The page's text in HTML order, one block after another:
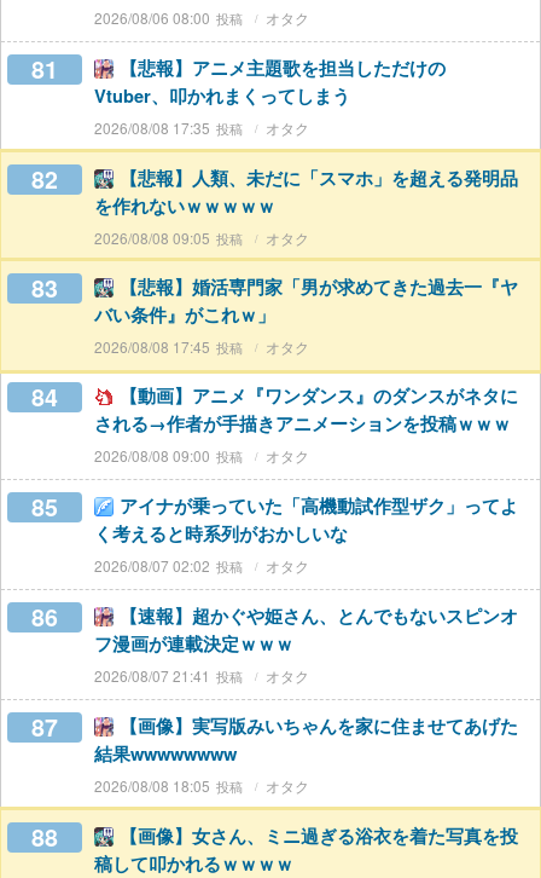
2026/08/06 08:00 オタク
81
【悲報】アニメ主題歌を担当しただけの
Vtuber、叩かれまくってしまう
2026/08/08 17:35 オタク
82
【悲報】人類、未だに「スマホ」を超える発明品
を作れないｗｗｗｗｗ
2026/08/08 09:05 オタク
83
【悲報】婚活専門家「男が求めてきた過去一『ヤ
バい条件』がこれｗ」
2026/08/08 17:45 オタク
84
【動画】アニメ『ワンダンス』のダンスがネタに
される→作者が手描きアニメーションを投稿ｗｗｗ
2026/08/08 09:00 オタク
85
アイナが乗っていた「高機動試作型ザク」ってよ
く考えると時系列がおかしいな
2026/08/07 02:02 オタク
86
【速報】超かぐや姫さん、とんでもないスピンオ
フ漫画が連載決定ｗｗｗ
2026/08/07 21:41 オタク
87
【画像】実写版みいちゃんを家に住ませてあげた
結果wwwwwwww
2026/08/08 18:05 オタク
88
【画像】女さん、ミニ過ぎる浴衣を着た写真を投
稿して叩かれるｗｗｗｗ